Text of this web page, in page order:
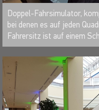
Doppel-Fahrsimulator,
bei denen es auf jeden
Fahrersitz ist auf einem